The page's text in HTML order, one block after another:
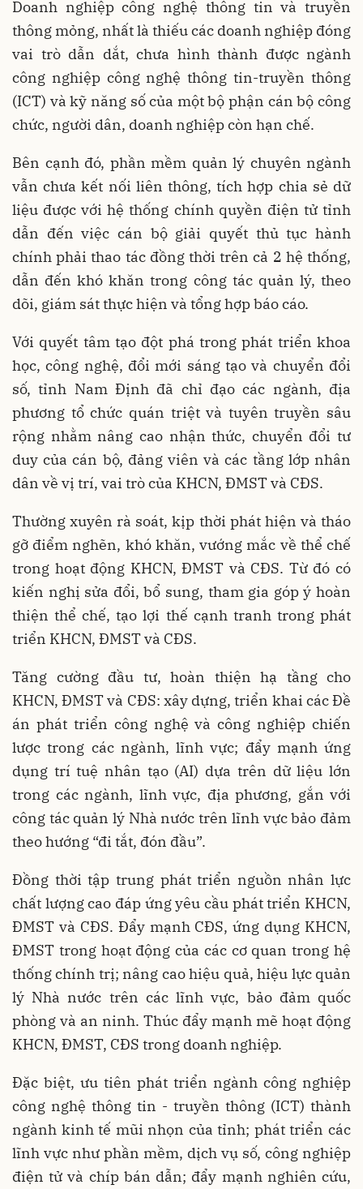
Doanh nghiệp công nghệ thông tin và truyền
thông mỏng, nhất là thiếu các doanh nghiệp đóng
vai trò dẫn dắt, chưa hình thành được ngành
công nghiệp công nghệ thông tin-truyền thông
(ICT) và kỹ năng số của một bộ phận cán bộ công
chức, người dân, doanh nghiệp còn hạn chế.
Bên cạnh đó, phần mềm quản lý chuyên ngành
vẫn chưa kết nối liên thông, tích hợp chia sẻ dữ
liệu được với hệ thống chính quyền điện tử tỉnh
dẫn đến việc cán bộ giải quyết thủ tục hành
chính phải thao tác đồng thời trên cả 2 hệ thống,
dẫn đến khó khăn trong công tác quản lý, theo
dõi, giám sát thực hiện và tổng hợp báo cáo.
Với quyết tâm tạo đột phá trong phát triển khoa
học, công nghệ, đổi mới sáng tạo và chuyển đổi
số, tỉnh Nam Định đã chỉ đạo các ngành, địa
phương tổ chức quán triệt và tuyên truyền sâu
rộng nhằm nâng cao nhận thức, chuyển đổi tư
duy của cán bộ, đảng viên và các tầng lớp nhân
dân về vị trí, vai trò của KHCN, ĐMST và CĐS.
Thường xuyên rà soát, kịp thời phát hiện và tháo
gỡ điểm nghẽn, khó khăn, vướng mắc về thể chế
trong hoạt động KHCN, ĐMST và CĐS. Từ đó có
kiến nghị sửa đổi, bổ sung, tham gia góp ý hoàn
thiện thể chế, tạo lợi thế cạnh tranh trong phát
triển KHCN, ĐMST và CĐS.
Tăng cường đầu tư, hoàn thiện hạ tầng cho
KHCN, ĐMST và CĐS: xây dựng, triển khai các Đề
án phát triển công nghệ và công nghiệp chiến
lược trong các ngành, lĩnh vực; đẩy mạnh ứng
dụng trí tuệ nhân tạo (AI) dựa trên dữ liệu lớn
trong các ngành, lĩnh vực, địa phương, gắn với
công tác quản lý Nhà nước trên lĩnh vực bảo đảm
theo hướng “đi tắt, đón đầu”.
Đồng thời tập trung phát triển nguồn nhân lực
chất lượng cao đáp ứng yêu cầu phát triển KHCN,
ĐMST và CĐS. Đẩy mạnh CĐS, ứng dụng KHCN,
ĐMST trong hoạt động của các cơ quan trong hệ
thống chính trị; nâng cao hiệu quả, hiệu lực quản
lý Nhà nước trên các lĩnh vực, bảo đảm quốc
phòng và an ninh. Thúc đẩy mạnh mẽ hoạt động
KHCN, ĐMST, CĐS trong doanh nghiệp.
Đặc biệt, ưu tiên phát triển ngành công nghiệp
công nghệ thông tin - truyền thông (ICT) thành
ngành kinh tế mũi nhọn của tỉnh; phát triển các
lĩnh vực như phần mềm, dịch vụ số, công nghiệp
điện tử và chíp bán dẫn; đẩy mạnh nghiên cứu,